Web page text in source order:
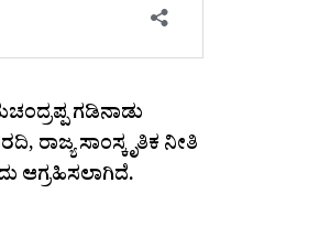
ಗಡಿನಾಡು
ಸಾಂಸ್ಕೃತಿಕ ನೀತಿ
ಆಗ್ರಹಿಸಲಾಗಿದೆ.